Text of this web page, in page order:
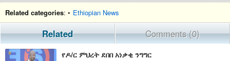
Related categories: • Ethiopian News
Related Comments (0)
የዶ/ር ምህረት ደበበ አነቃቂ ንግግር